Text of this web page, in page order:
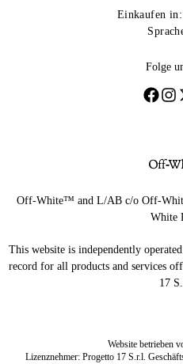
Einkaufen in:
Folge
Off-White™ and L/AB c/o Off-
White
This website is independently
record for all products and services
17
Website betrieben
Lizenznehmer: Progetto 17 S.r.l.